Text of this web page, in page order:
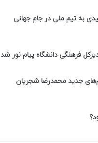
به تیم ملی در جام جهانی
فرهنگی دانشگاه پیام نور شد
جدید محمدرضا شجریان